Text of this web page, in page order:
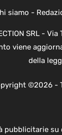
siamo -
SRL -
viene
della
©2026 -
pubblicitarie su